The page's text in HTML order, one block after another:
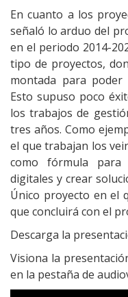
En cuanto a los
señaló lo arduo del
en el periodo 2014-
tipo de proyectos,
montada para
Esto supuso poco
los trabajos de
tres años. Como
el que trabajan los
como fórmula para
digitales y crear
Único proyecto en el
que concluirá con el
Descarga la
Visiona la
en la pestaña de